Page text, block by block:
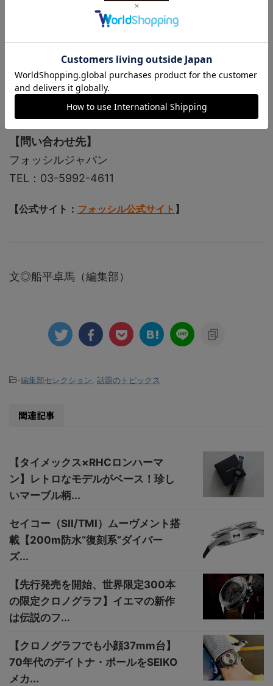
■Ref.FS5889。SS（40mmサイズ）。5気圧防
水。クォーツ。2万900円
【問い合わせ先】
フォッシルジャパン
TEL：03-5992-4611
【公式サイト： フォッシル公式サイト 】
文◎船平卓馬（編集部）
-編集部セレクション 話題のトピックス
関連記事
【タイメックス×RHCロンハーマ
ン】レトロなモデルがベース！珍し
いマーブル柄...
セイコー（SII/TMI）ムーヴメント搭
載【200m防水“復刻系”ダイバー
ズ...
【先行発売を開始、世界限定300本
の限定クロノグラフ】イエマの新作
は伝説のフ...
【クロノグラフでも小顔37mm台】
70年代のデイトナ・ポールをSEIKO
メカ...